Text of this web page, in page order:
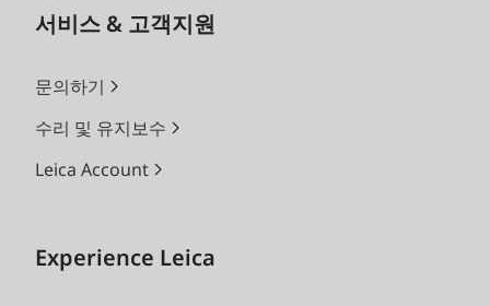
서비스 & 고객지원
문의하기
수리 및 유지보수
Leica Account
Experience Leica